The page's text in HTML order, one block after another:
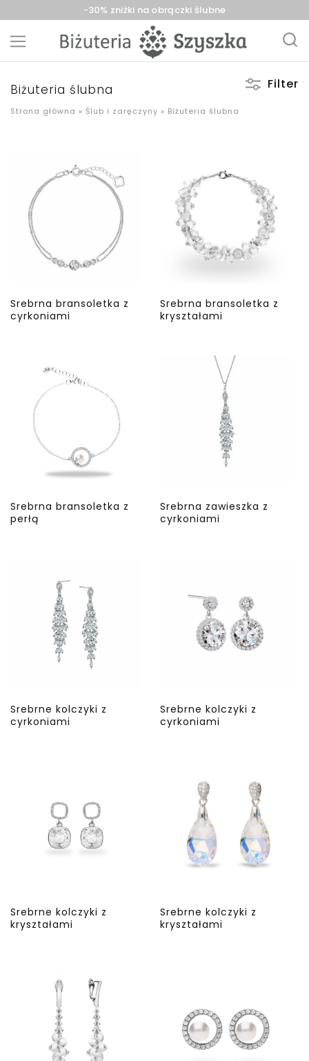
-30% zniżki na obrączki ślubne
Szyszka
Sieradz,
Zduńska
Wola,
z
biżuterią
złotą,
srebrną,
Biżuteria ślubna
Strona główna » Ślub i zaręczyny » Biżuteria ślubna
Filter
Srebrna bransoletka z
cyrkoniami
Srebrna bransoletka z
kryształami
Srebrna bransoletka z
perłą
Srebrna zawieszka z
cyrkoniami
Srebrne kolczyki z
cyrkoniami
Srebrne kolczyki z
cyrkoniami
Srebrne kolczyki z
kryształami
Srebrne kolczyki z
kryształami